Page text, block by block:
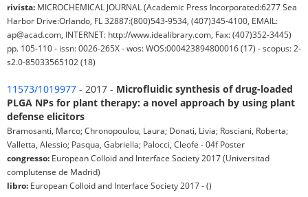
rivista: MICROCHEMICAL JOURNAL (Academic Press Incorporated:6277 Sea
Harbor Drive:Orlando, FL 32887:(800)543-9534, (407)345-4100, EMAIL:
ap@acad.com, INTERNET: http://www.idealibrary.com, Fax: (407)352-3445)
pp. 105-110 - issn: 0026-265X - wos: WOS:000423894800016 (17) - scopus: 2-
s2.0-85033565102 (18)
11573/1019977 - 2017 - Microfluidic synthesis of drug-loaded
PLGA NPs for plant therapy: a novel approach by using plant
defense elicitors
Bramosanti, Marco; Chronopoulou, Laura; Donati, Livia; Rosciani, Roberta;
Valletta, Alessio; Pasqua, Gabriella; Palocci, Cleofe - 04f Poster
congresso: European Colloid and Interface Society 2017 (Universitad
complutense de Madrid)
libro: European Colloid and Interface Society 2017 - ()